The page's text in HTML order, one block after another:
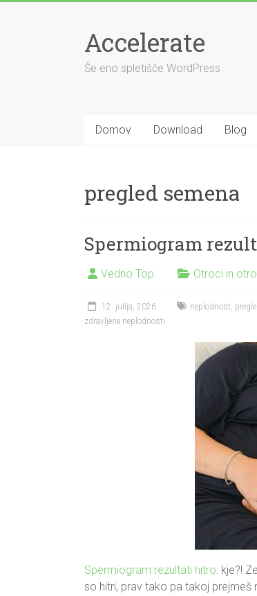
Accelerate
Še eno spletišče WordPress
Domov Download Blog
pregled semena
Spermiogram
Vedno Top Otroci in
12. julija, 2026 neplodnost,
zdravljene neplodnosti
Spermiogram rezultati hitro: kje?!
so hitri, prav tako pa takoj